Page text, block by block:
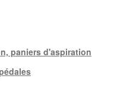
paniers d'aspiration